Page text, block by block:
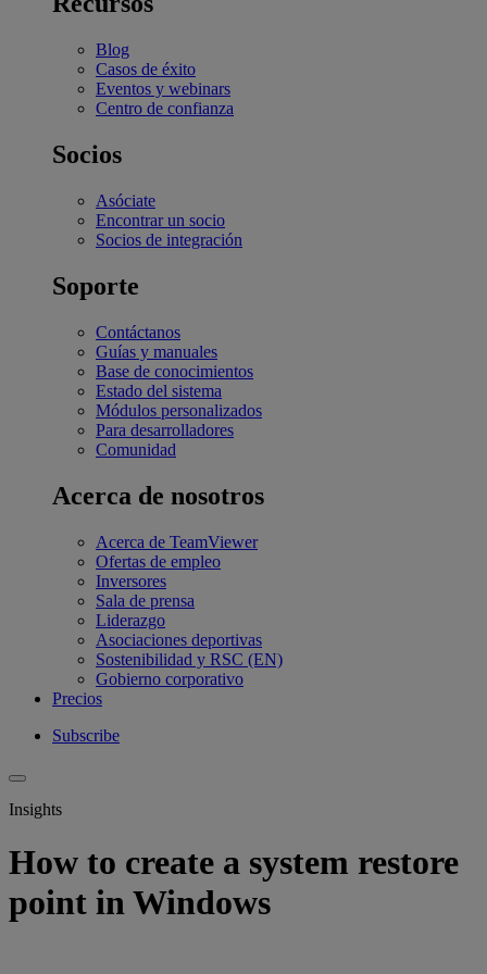
Blog
Casos de éxito
Eventos y webinars
Centro de confianza
Socios
Asóciate
Encontrar un socio
Socios de integración
Soporte
Contáctanos
Guías y manuales
Base de conocimientos
Estado del sistema
Módulos personalizados
Para desarrolladores
Comunidad
Acerca de nosotros
Acerca de TeamViewer
Ofertas de empleo
Inversores
Sala de prensa
Liderazgo
Asociaciones deportivas
Sostenibilidad y RSC (EN)
Gobierno corporativo
Precios
Subscribe
Insights
How to create a system restore
point in Windows